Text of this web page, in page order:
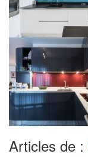
Articles de :